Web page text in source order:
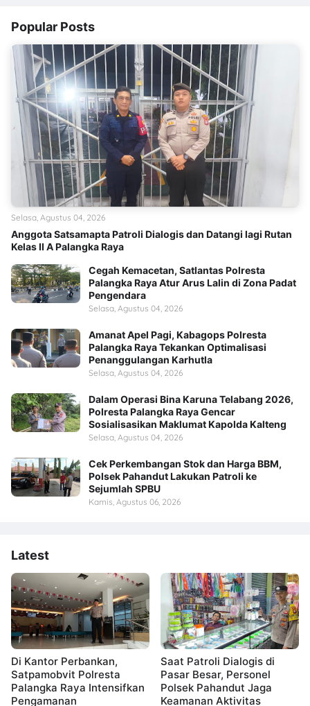
Popular Posts
Anggota Satsamapta Patroli Dialogis dan Datangi lagi Rutan
Kelas II A Palangka Raya
Selasa, Agustus 04, 2026
Cegah Kemacetan, Satlantas Polresta
Palangka Raya Atur Arus Lalin di Zona Padat
Pengendara
Selasa, Agustus 04, 2026
Amanat Apel Pagi, Kabagops Polresta
Palangka Raya Tekankan Optimalisasi
Penanggulangan Karhutla
Selasa, Agustus 04, 2026
Dalam Operasi Bina Karuna Telabang 2026,
Polresta Palangka Raya Gencar
Sosialisasikan Maklumat Kapolda Kalteng
Selasa, Agustus 04, 2026
Cek Perkembangan Stok dan Harga BBM,
Polsek Pahandut Lakukan Patroli ke
Sejumlah SPBU
Kamis, Agustus 06, 2026
Latest
Di Kantor Perbankan,
Satpamobvit Polresta
Palangka Raya Intensifkan
Pengamanan
Saat Patroli Dialogis di
Pasar Besar, Personel
Polsek Pahandut Jaga
Keamanan Aktivitas